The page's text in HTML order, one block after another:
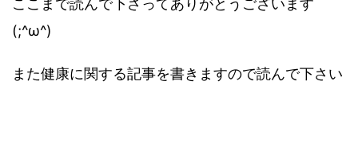
ここまで読んで下さってありがとうございます
(;^ω^)
また健康に関する記事を書きますので読んで下さい